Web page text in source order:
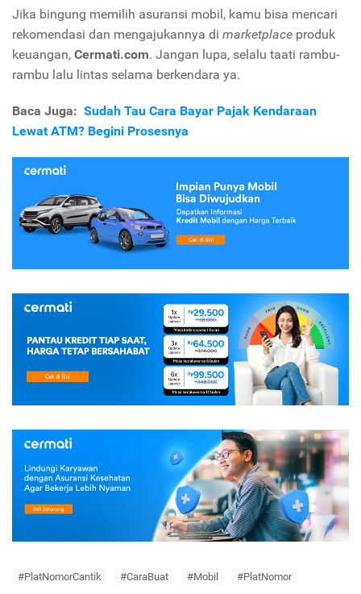
Jika bingung memilih asuransi mobil, kamu bisa mencari
rekomendasi dan mengajukannya di marketplace produk
keuangan, Cermati.com. Jangan lupa, selalu taati rambu-
rambu lalu lintas selama berkendara ya.
Baca Juga: Sudah Tau Cara Bayar Pajak Kendaraan
Lewat ATM? Begini Prosesnya
#PlatNomorCantik #CaraBuat #Mobil #PlatNomor